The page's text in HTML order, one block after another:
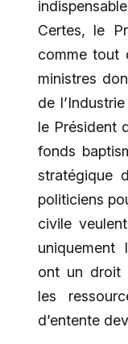
Certes, le
comme tout
ministres
de
le Président
fonds
stratégique
politiciens
civile
uniquement
ont un droit
les
d’entente